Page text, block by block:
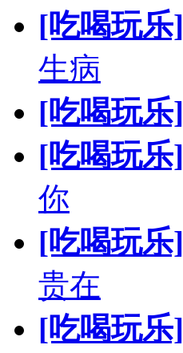
[吃喝玩乐]
生病
[吃喝玩乐]
[吃喝玩乐]
你
[吃喝玩乐]
贵在
[吃喝玩乐]